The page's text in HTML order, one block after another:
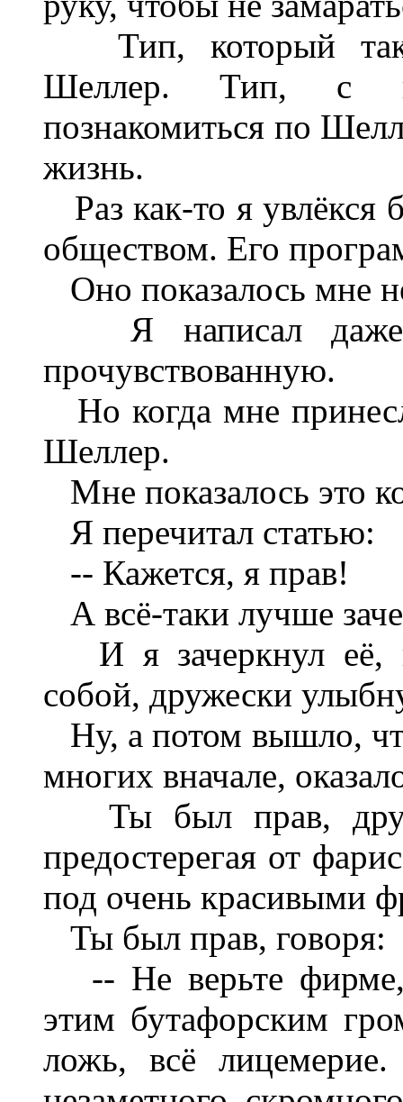
Тип, который так
Шеллер. Тип, с
познакомиться по
жизнь.
Раз как-то я увлёкся
обществом. Его
Оно показалось мне
Я написал даже
прочувствованную.
Но когда мне
Шеллер.
Мне показалось это
Я перечитал статью:
-- Кажется, я прав!
А всё-таки лучше
И я зачеркнул её,
собой, дружески
Ну, а потом вышло,
многих вначале,
Ты был прав, друг
предостерегая от
под очень красивыми
Ты был прав, говоря:
-- Не верьте фирме,
этим бутафорским
ложь, всё лицемерие.